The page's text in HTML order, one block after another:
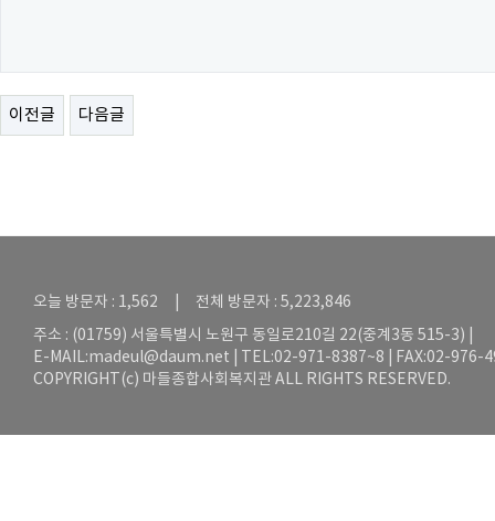
이전글 다음글
오늘 방문자 : 1,562 | 전체 방문자 : 5,223,846
주소 : (01759) 서울특별시 노원구 동일로210길 22(중계3동 515-3) |
E-MAIL:madeul@daum.net | TEL:02-971-8387~8 | FAX:02-976-
COPYRIGHT(c) 마들종합사회복지관 ALL RIGHTS RESERVED.